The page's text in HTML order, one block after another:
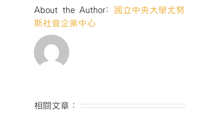
理
國
討
會-56〉
About the Author:
國立中央大學尤努
斯社會企業中心
相關文章：